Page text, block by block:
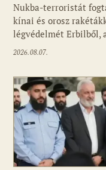
Nukba-terroristát
kínai és orosz
légvédelmét Erbilből,
2026.08.07.